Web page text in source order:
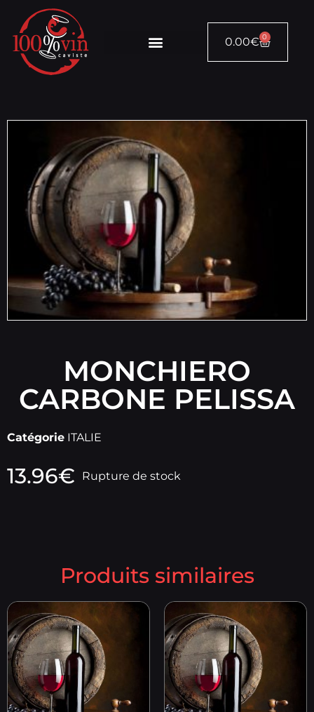
0.00€ 0
MONCHIERO
CARBONE PELISSA
Catégorie ITALIE
13.96€ Rupture de stock
Produits similaires